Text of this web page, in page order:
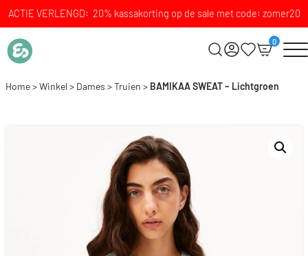
ACTIE VERLENGD: 20% kassakorting op de sale met code: zomer20
0
Home>Winkel> Dames >Truien > BAMIKAA SWEAT – Lichtgroen